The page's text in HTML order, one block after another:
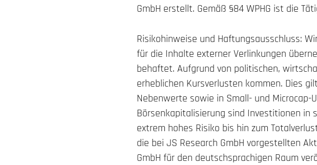
GmbH erstellt. Gemäß §84 WPHG ist die
Risikohinweise und Haftungsausschluss:
für die Inhalte externer Verlinkungen
behaftet. Aufgrund von politischen,
erheblichen Kursverlusten kommen. Dies
Nebenwerte sowie in Small- und
Börsenkapitalisierung sind Investitionen in
extrem hohes Risiko bis hin zum
die bei JS Research GmbH vorgestellten
GmbH für den deutschsprachigen Raum